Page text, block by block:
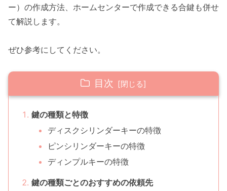
ー）の作成方法、ホームセンターで作成できる合鍵も併せ
て解説します。
ぜひ参考にしてください。
目次
鍵の種類と特徴
ディスクシリンダーキーの特徴
ピンシリンダーキーの特徴
ディンプルキーの特徴
鍵の種類ごとのおすすめの依頼先